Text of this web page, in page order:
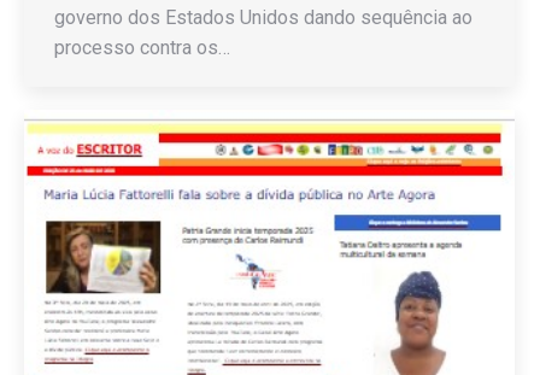
governo dos Estados Unidos dando sequência ao
processo contra os…